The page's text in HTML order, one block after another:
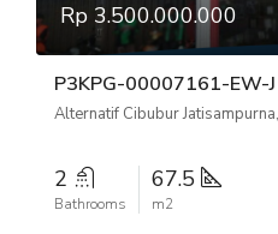
Rp 3.500.000.000
Alternatif Cibubur
2
Bathrooms
67.5
m2